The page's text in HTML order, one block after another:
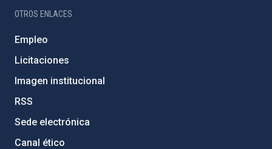
OTROS ENLACES
Empleo
Licitaciones
Imagen institucional
RSS
Sede electrónica
Canal ético